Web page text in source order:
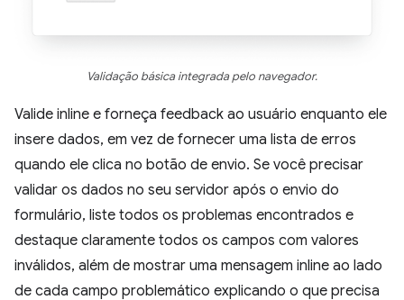
Validação básica integrada pelo navegador.
Valide inline e forneça feedback ao usuário enquanto ele
insere dados, em vez de fornecer uma lista de erros
quando ele clica no botão de envio. Se você precisar
validar os dados no seu servidor após o envio do
formulário, liste todos os problemas encontrados e
destaque claramente todos os campos com valores
inválidos, além de mostrar uma mensagem inline ao lado
de cada campo problemático explicando o que precisa